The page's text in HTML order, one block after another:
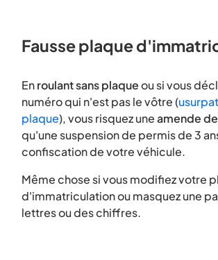
Fausse plaque
Enroulant sans plaqueou si vous
numéro qui n'est pas le vôtre (
plaque), vous risquez uneamende
qu'une suspension de permis de 3
confiscation de votre véhicule.
Même chose si vous modifiez votre
d'immatriculation ou masquez une
lettres ou des chiffres.